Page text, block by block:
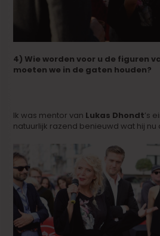
4) Wie worden voor u de figuren
moeten we in de gaten houden?
Ik was mentor van Lukas Dhondt’s
natuurlijk razend benieuwd wat hij nu